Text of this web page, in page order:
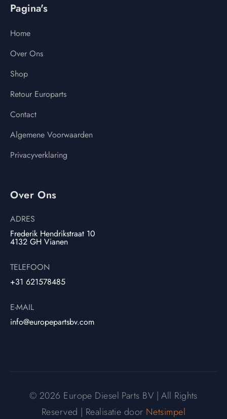
Pagina's
Home
Over Ons
Shop
Retour Europarts
Contact
Algemene Voorwaarden
Privacyverklaring
Over Ons
ADRES
Frederik Hendrikstraat 10
4132 GH Vianen
TELEFOON
+31 621578485
E-MAIL
info@europepartsbv.com
© 2026 Europe Diesel Parts BV | All Rights
Reserved | Realisatie door Netsimpel